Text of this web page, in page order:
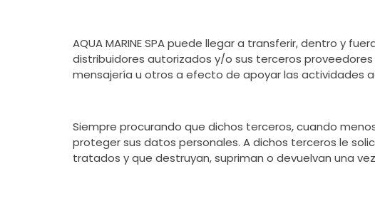
AQUA MARINE SPA puede llegar a transferir, dentro y
distribuidores autorizados y/o sus terceros
mensajería u otros a efecto de apoyar las actividades
Siempre procurando que dichos terceros, cuando
proteger sus datos personales. A dichos terceros le
tratados y que destruyan, supriman o devuelvan una